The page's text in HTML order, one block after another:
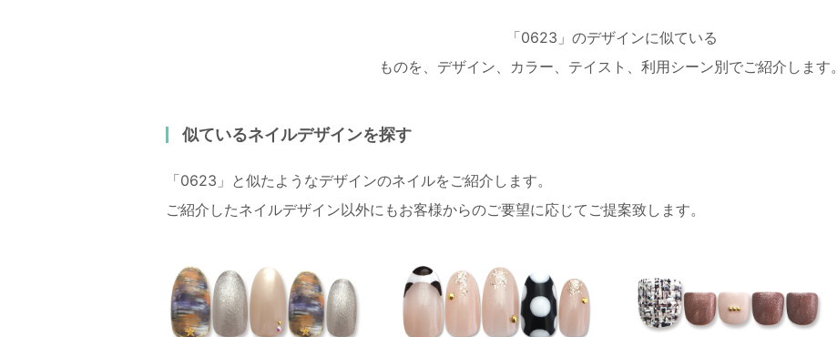
「0623」のデザインに似ている
ものを、デザイン、カラー、テイスト、利用シーン別でご紹介します。
似ているネイルデザインを探す
「0623」と似たようなデザインのネイルをご紹介します。
ご紹介したネイルデザイン以外にもお客様からのご要望に応じてご提案致します。